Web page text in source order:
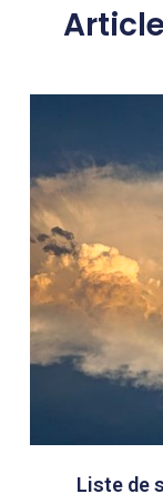
Liste de